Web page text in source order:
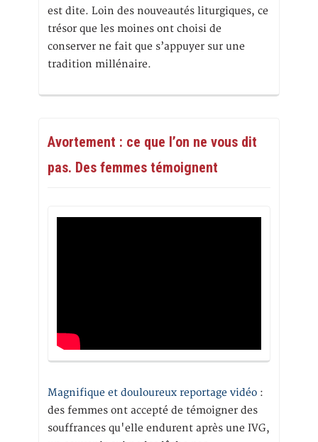
est dite. Loin des nouveautés liturgiques, ce
trésor que les moines ont choisi de
conserver ne fait que s’appuyer sur une
tradition millénaire.
Avortement : ce que l’on ne vous dit
pas. Des femmes témoignent
Magnifique et douloureux reportage vidéo :
des femmes ont accepté de témoigner des
souffrances qu'elle endurent après une IVG,